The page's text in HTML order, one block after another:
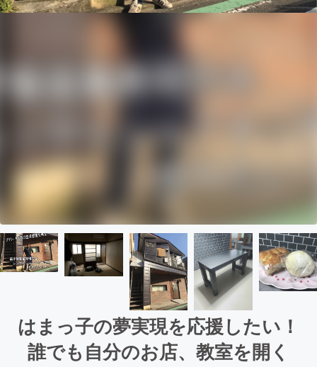
はまっ子の夢実現を応援したい！
誰でも自分のお店、教室を開く